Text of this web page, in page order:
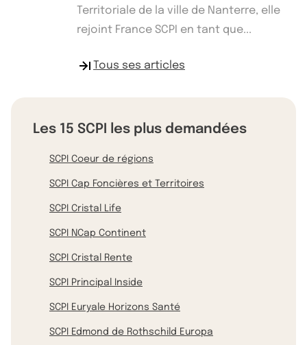
Territoriale de la ville de Nanterre, elle
rejoint France SCPI en tant que...
Tous ses articles
Les 15 SCPI les plus demandées
SCPI Coeur de régions
SCPI Cap Foncières et Territoires
SCPI Cristal Life
SCPI NCap Continent
SCPI Cristal Rente
SCPI Principal Inside
SCPI Euryale Horizons Santé
SCPI Edmond de Rothschild Europa